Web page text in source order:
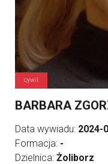
cywil
BARBARA
Data wywiadu: 2024-
Formacja: -
Dzielnica: Żoliborz